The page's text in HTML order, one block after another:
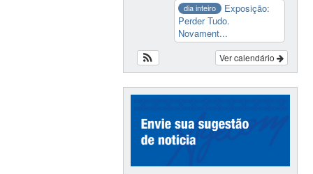
dia inteiro
Exposição:
Perder Tudo.
Novament...
Ver calendário